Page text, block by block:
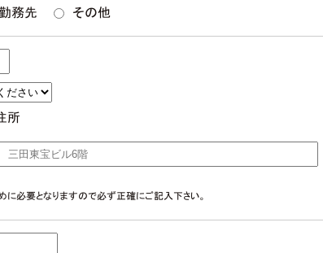
勤務先 その他
所
に必要となりますので必ず正確にご記入下さい。